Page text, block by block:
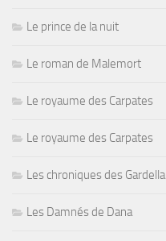
Le prince de la nuit
Le roman de Malemort
Le royaume des Carpates
Le royaume des Carpates
Les chroniques des Gardella
Les Damnés de Dana